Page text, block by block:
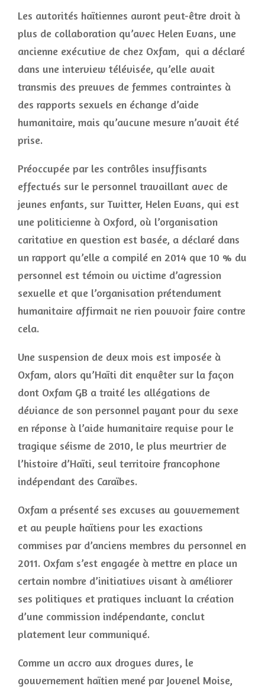
Les autorités haïtiennes auront peut-être droit à
plus de collaboration qu’avec Helen Evans, une
ancienne exécutive de chez Oxfam, qui a déclaré
dans une interview télévisée, qu’elle avait
transmis des preuves de femmes contraintes à
des rapports sexuels en échange d’aide
humanitaire, mais qu’aucune mesure n’avait été
prise.
Préoccupée par les contrôles insuffisants
effectués sur le personnel travaillant avec de
jeunes enfants, sur Twitter, Helen Evans, qui est
une politicienne à Oxford, où l’organisation
caritative en question est basée, a déclaré dans
un rapport qu’elle a compilé en 2014 que 10 % du
personnel est témoin ou victime d’agression
sexuelle et que l’organisation prétendument
humanitaire affirmait ne rien pouvoir faire contre
cela.
Une suspension de deux mois est imposée à
Oxfam, alors qu’Haïti dit enquêter sur la façon
dont Oxfam GB a traité les allégations de
déviance de son personnel payant pour du sexe
en réponse à l’aide humanitaire requise pour le
tragique séisme de 2010, le plus meurtrier de
l’histoire d’Haïti, seul territoire francophone
indépendant des Caraïbes.
Oxfam a présenté ses excuses au gouvernement
et au peuple haïtiens pour les exactions
commises par d’anciens membres du personnel en
2011. Oxfam s’est engagée à mettre en place un
certain nombre d’initiatives visant à améliorer
ses politiques et pratiques incluant la création
d’une commission indépendante, conclut
platement leur communiqué.
Comme un accro aux drogues dures, le
gouvernement haïtien mené par Jovenel Moise,